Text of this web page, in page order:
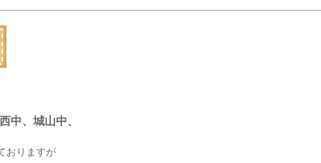
中、城山中、
おりますが